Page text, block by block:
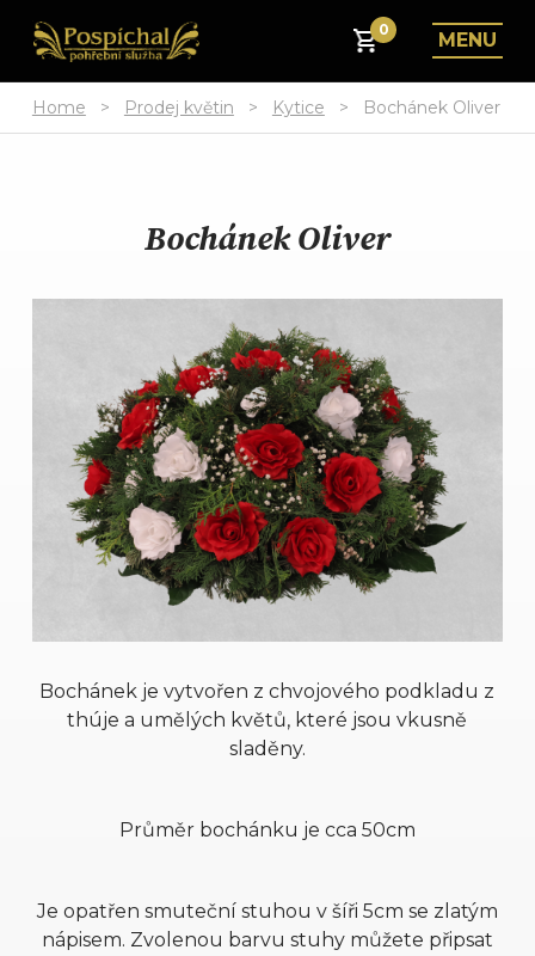
MENU
0
Home > Prodej květin > Kytice > Bochánek Oliver
Bochánek Oliver
Bochánek je vytvořen z chvojového podkladu z
thúje a umělých květů, které jsou vkusně
sladěny.
Průměr bochánku je cca 50cm
Je opatřen smuteční stuhou v šíři 5cm se zlatým
nápisem. Zvolenou barvu stuhy můžete připsat